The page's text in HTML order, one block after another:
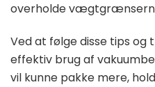
overholde
Ved at følge disse tips og
effektiv brug af
vil kunne pakke mere,